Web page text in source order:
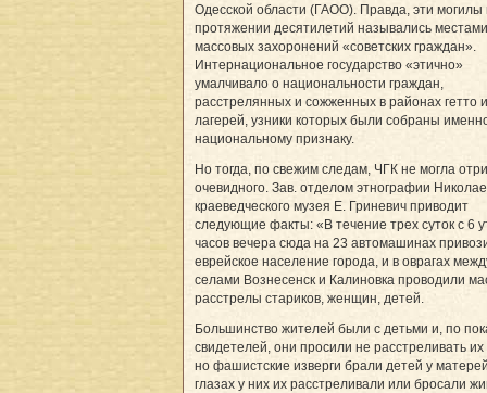
Одесской области (ГАОО). Правда, эти могилы
протяжении десятилетий назывались местами
массовых захоронений «советских граждан».
Интернациональное государство «этично»
умалчивало о национальности граждан,
расстрелянных и сожженных в районах гетто и
лагерей, узники которых были собраны
национальному признаку.
Но тогда, по свежим следам, ЧГК не могла
очевидного. Зав. отделом этнографии
краеведческого музея Е. Гриневич приводит
следующие факты: «В течение трех суток с 6
часов вечера сюда на 23 автомашинах
еврейское население города, и в оврагах
селами Вознесенск и Калиновка проводили
расстрелы стариков, женщин, детей.
Большинство жителей были с детьми и, по
свидетелей, они просили не расстреливать их
но фашистские изверги брали детей у
глазах у них их расстреливали или бросали